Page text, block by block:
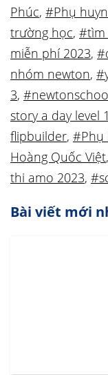
Phúc, #Phụ
trường học, #tìm
miễn phí 2023,
nhóm newton,
3,
story a day level
flipbuilder, #Phụ
Hoàng Quốc Việt,
thi amo 2023,
Bài viết mới